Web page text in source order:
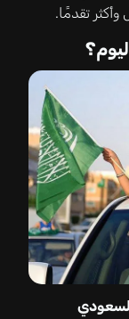
تقدمًا.
السعودي